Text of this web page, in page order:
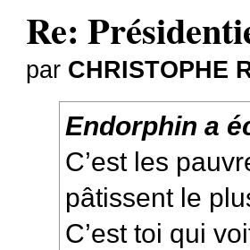
Re:
par CHRISTOPHE
Endorphin a
C’est les
pâtissent le
C’est toi qui